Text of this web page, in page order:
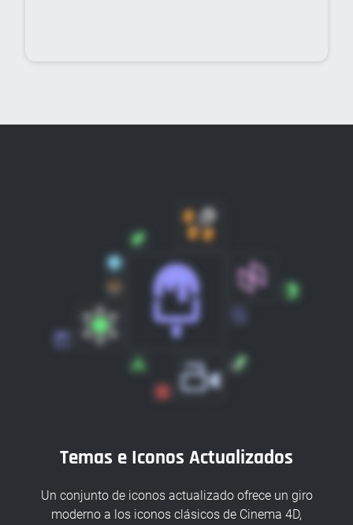
Temas e Iconos Actualizados
Un conjunto de iconos actualizado ofrece un giro
moderno a los iconos clásicos de Cinema 4D,